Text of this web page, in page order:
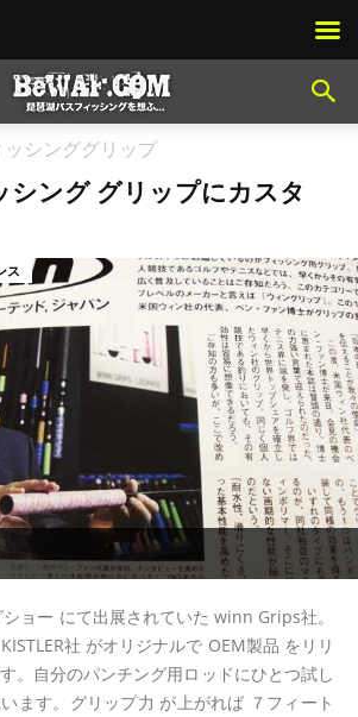
シンググリップ
シング グリップにカスタ
ス
ョー にて出展されていた winn Grips社。
社 がオリジナルで OEM製品 をリリ
。自分のパンチング用ロッドにひとつ試し
ます。グリップ力 が上がれば ７フィート